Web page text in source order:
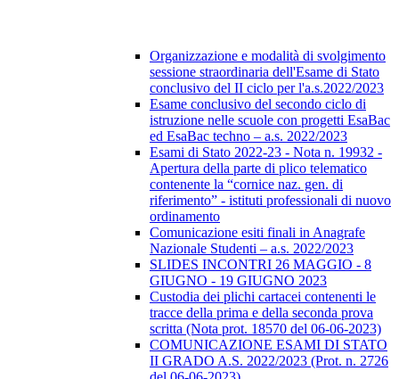
Organizzazione e modalità di svolgimento
sessione straordinaria dell'Esame di Stato
conclusivo del II ciclo per l'a.s.2022/2023
Esame conclusivo del secondo ciclo di
istruzione nelle scuole con progetti EsaBac
ed EsaBac techno – a.s. 2022/2023
Esami di Stato 2022-23 - Nota n. 19932 -
Apertura della parte di plico telematico
contenente la “cornice naz. gen. di
riferimento” - istituti professionali di nuovo
ordinamento
Comunicazione esiti finali in Anagrafe
Nazionale Studenti – a.s. 2022/2023
SLIDES INCONTRI 26 MAGGIO - 8
GIUGNO - 19 GIUGNO 2023
Custodia dei plichi cartacei contenenti le
tracce della prima e della seconda prova
scritta (Nota prot. 18570 del 06-06-2023)
COMUNICAZIONE ESAMI DI STATO
II GRADO A.S. 2022/2023 (Prot. n. 2726